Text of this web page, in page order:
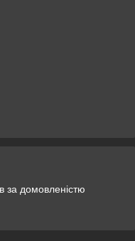
за домовленістю